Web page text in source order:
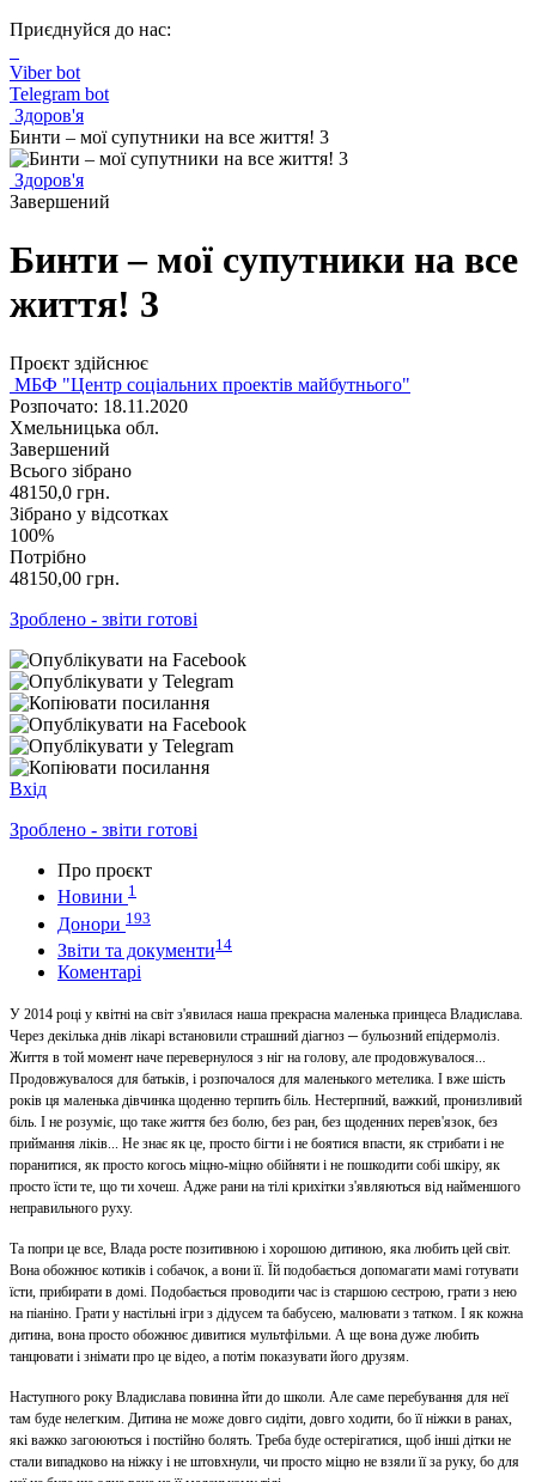
Приєднуйся до нас:
Viber bot
Telegram bot
Здоров'я
Бинти – мої супутники на все життя! 3
Здоров'я
Завершений
Бинти – мої супутники на все
життя! 3
Проєкт здійснює
МБФ "Центр соціальних проектів майбутнього"
Розпочато: 18.11.2020
Хмельницька обл.
Завершений
Всього зібрано
48150,0 грн.
Зібрано у відсотках
100%
Потрібно
48150,00 грн.
Зроблено - звіти готові
Вхід
Зроблено - звіти готові
Про проєкт
Новини 1
Донори 193
Звіти та документи14
Коментарі
У 2014 році у квітні на світ з'явилася наша прекрасна маленька принцеса Владислава.
Через декілька днів лікарі встановили страшний діагноз – бульозний епідермоліз.
Життя в той момент наче перевернулося з ніг на голову, але продовжувалося...
Продовжувалося для батьків, і розпочалося для маленького метелика. І вже шість
років ця маленька дівчинка щоденно терпить біль. Нестерпний, важкий, пронизливий
біль. І не розуміє, що таке життя без болю, без ран, без щоденних перев'язок, без
приймання ліків... Не знає як це, просто бігти і не боятися впасти, як стрибати і не
поранитися, як просто когось міцно-міцно обійняти і не пошкодити собі шкіру, як
просто їсти те, що ти хочеш. Адже рани на тілі крихітки з'являються від найменшого
неправильного руху.
Та попри це все, Влада росте позитивною і хорошою дитиною, яка любить цей світ.
Вона обожнює котиків і собачок, а вони її. Їй подобається допомагати мамі готувати
їсти, прибирати в домі. Подобається проводити час із старшою сестрою, грати з нею
на піаніно. Грати у настільні ігри з дідусем та бабусею, малювати з татком. І як кожна
дитина, вона просто обожнює дивитися мультфільми. А ще вона дуже любить
танцювати і знімати про це відео, а потім показувати його друзям.
Наступного року Владислава повинна йти до школи. Але саме перебування для неї
там буде нелегким. Дитина не може довго сидіти, довго ходити, бо її ніжки в ранах,
які важко загоюються і постійно болять. Треба буде остерігатися, щоб інші дітки не
стали випадково на ніжку і не штовхнули, чи просто міцно не взяли її за руку, бо для